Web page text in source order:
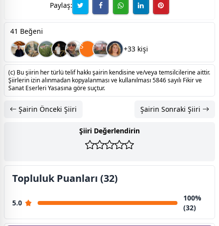
Paylaş:
41 Beğeni
S
+33 kişi
(c) Bu şiirin her türlü telif hakkı şairin kendisine ve/veya temsilcilerine aittir.
Şiirlerin izin alınmadan kopyalanması ve kullanılması 5846 sayılı Fikir ve
Sanat Eserleri Yasasına göre suçtur.
Şairin Önceki Şiiri Şairin Sonraki Şiiri
Şiiri Değerlendirin
Topluluk Puanları (32)
5.0
100%
(32)